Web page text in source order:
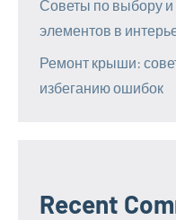
Советы по выбору
элементов в
Ремонт крыши:
избеганию ошибок
Recent